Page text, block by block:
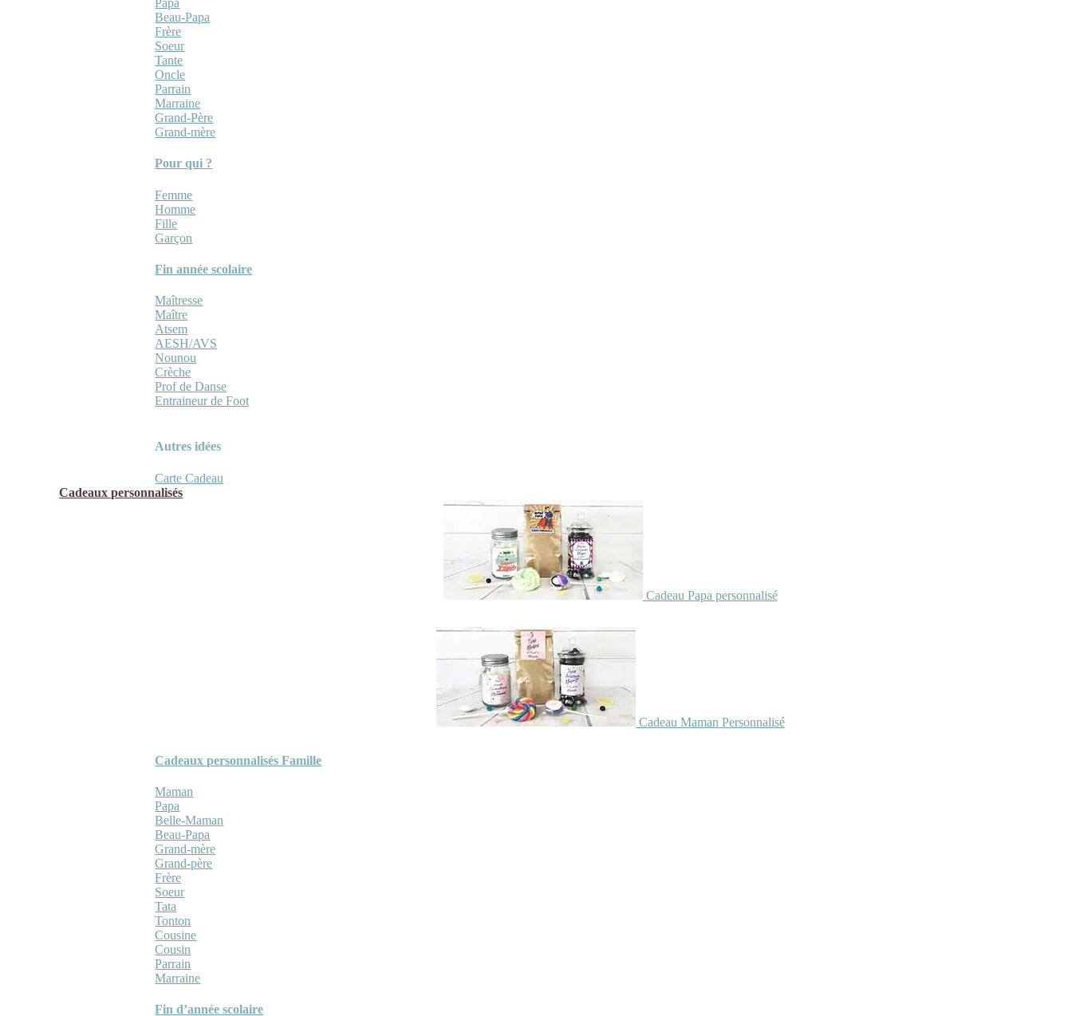
Papa
Beau-Papa
Frère
Soeur
Tante
Oncle
Parrain
Marraine
Grand-Père
Grand-mère
Pour qui ?
Femme
Homme
Fille
Garçon
Fin année scolaire
Maîtresse
Maître
Atsem
AESH/AVS
Nounou
Crèche
Prof de Danse
Entraineur de Foot
Autres idées
Carte Cadeau
Cadeaux personnalisés
Cadeau Papa personnalisé
Cadeau Maman Personnalisé
Cadeaux personnalisés Famille
Maman
Papa
Belle-Maman
Beau-Papa
Grand-mère
Grand-père
Frère
Soeur
Tata
Tonton
Cousine
Cousin
Parrain
Marraine
Fin d’année scolaire